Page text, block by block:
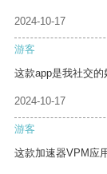
2024-10-17
游客
这款app是我社交的
2024-10-17
游客
这款加速器VPM应